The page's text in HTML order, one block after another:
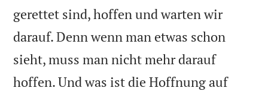
gerettet sind, hoffen und warten wir
darauf. Denn wenn man etwas schon
sieht, muss man nicht mehr darauf
hoffen. Und was ist die Hoffnung auf